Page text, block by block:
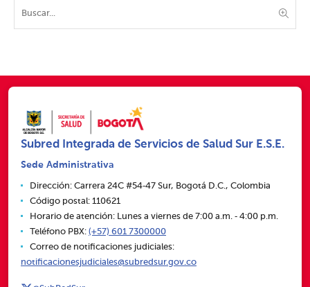
Subred Integrada de Servicios de Salud Sur E.S.E.
Sede Administrativa
Dirección: Carrera 24C #54‑47 Sur, Bogotá D.C., Colombia
Código postal: 110621
Horario de atención: Lunes a viernes de 7:00 a.m. ‑ 4:00 p.m.
Teléfono PBX: (+57) 601 7300000
Correo de notificaciones judiciales:
notificacionesjudiciales@subredsur.gov.co